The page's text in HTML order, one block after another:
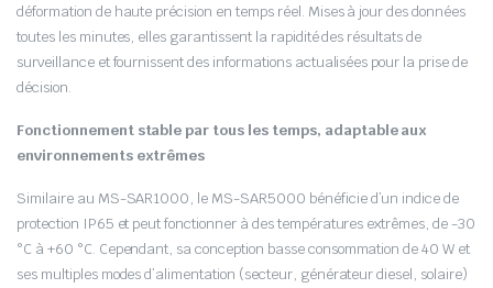
déformation de haute précision en temps réel. Mises à jour des données
toutes les minutes, elles garantissent la rapidité des résultats de
surveillance et fournissent des informations actualisées pour la prise de
décision.
Fonctionnement stable par tous les temps, adaptable aux
environnements extrêmes
Similaire au MS-SAR1000, le MS-SAR5000 bénéficie d’un indice de
protection IP65 et peut fonctionner à des températures extrêmes, de -30
°C à +60 °C. Cependant, sa conception basse consommation de 40 W et
ses multiples modes d’alimentation (secteur, générateur diesel, solaire)